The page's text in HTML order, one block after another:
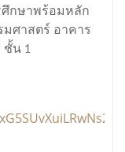
กษาพร้อมหลัก
ศาสตร์ อาคาร
ชั้น 1